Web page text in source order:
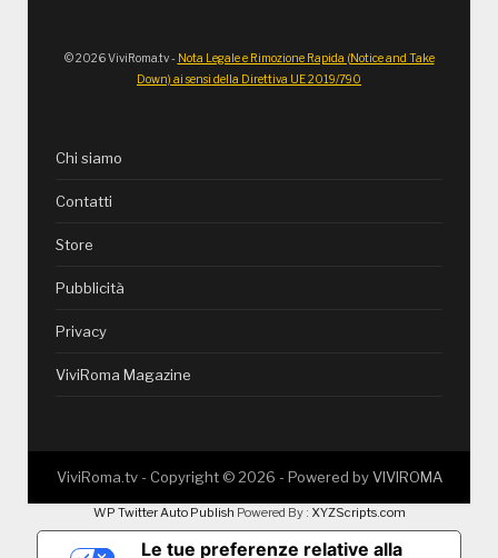
© 2026 ViviRoma.tv - Nota Legale e Rimozione Rapida (Notice and Take
Down) ai sensi della Direttiva UE 2019/790
Chi siamo
Contatti
Store
Pubblicità
Privacy
ViviRoma Magazine
ViviRoma.tv - Copyright © 2026 - Powered byVIVIROMA
WP Twitter Auto Publish Powered By : XYZScripts.com
Le tue preferenze relative alla